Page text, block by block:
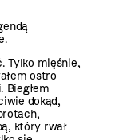
Tylko mięśnie,
ostro
Biegłem
dokąd,
który rwał